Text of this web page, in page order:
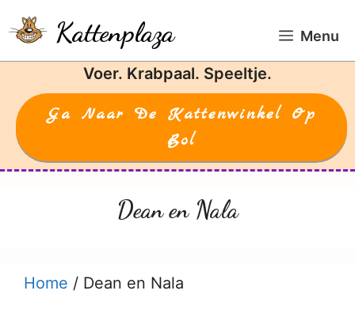
naar
de
Kattenplaza Menu
Voer. Krabpaal. Speeltje.
Ga Naar De Kattenwinkel Op
Bol
Dean en Nala
Home / Dean en Nala